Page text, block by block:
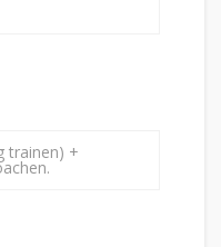
trainen) +